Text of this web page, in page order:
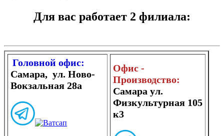
Для вас работает 2 филиала:
Головной офис:
Самара, ул. Ново-
Вокзальная 28а
Офис -
Производство:
Самара ул.
Физкультурная 105
к3